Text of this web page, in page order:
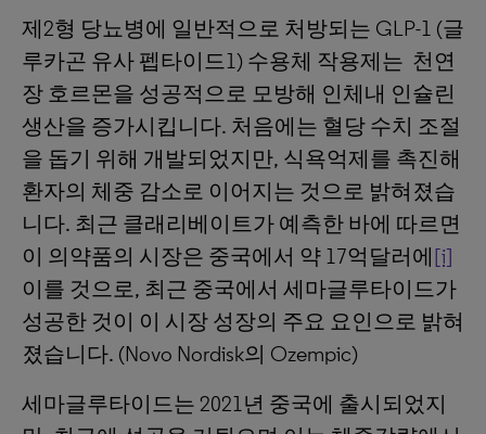
제2형 당뇨병에 일반적으로 처방되는 GLP-1 (글
루카곤 유사 펩타이드1) 수용체 작용제는 천연
장 호르몬을 성공적으로 모방해 인체내 인슐린
생산을 증가시킵니다. 처음에는 혈당 수치 조절
을 돕기 위해 개발되었지만, 식욕억제를 촉진해
환자의 체중 감소로 이어지는 것으로 밝혀졌습
니다. 최근 클래리베이트가 예측한 바에 따르면
이 의약품의 시장은 중국에서 약 17억달러에[i]
이를 것으로, 최근 중국에서 세마글루타이드가
성공한 것이 이 시장 성장의 주요 요인으로 밝혀
졌습니다. (Novo Nordisk의 Ozempic)
세마글루타이드는 2021년 중국에 출시되었지